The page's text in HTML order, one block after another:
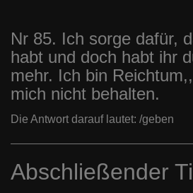
Nr 85. Ich sorge dafür,
habt und doch habt ihr
mehr. Ich bin
mich nicht behalten.
Die Antwort darauf lautet: /geben
Abschließender